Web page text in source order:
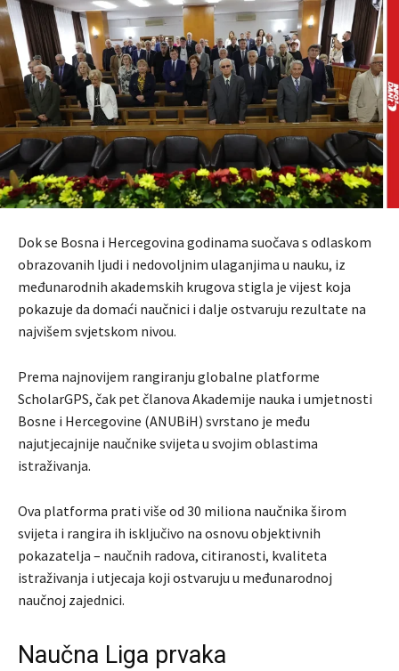
Dok se Bosna i Hercegovina godinama suočava s odlaskom
obrazovanih ljudi i nedovoljnim ulaganjima u nauku, iz
međunarodnih akademskih krugova stigla je vijest koja
pokazuje da domaći naučnici i dalje ostvaruju rezultate na
najvišem svjetskom nivou.
Prema najnovijem rangiranju globalne platforme
ScholarGPS, čak pet članova Akademije nauka i umjetnosti
Bosne i Hercegovine (ANUBiH) svrstano je među
najutjecajnije naučnike svijeta u svojim oblastima
istraživanja.
Ova platforma prati više od 30 miliona naučnika širom
svijeta i rangira ih isključivo na osnovu objektivnih
pokazatelja – naučnih radova, citiranosti, kvaliteta
istraživanja i utjecaja koji ostvaruju u međunarodnoj
naučnoj zajednici.
Naučna Liga prvaka